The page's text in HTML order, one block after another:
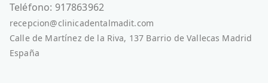
Teléfono: 917863962
recepcion@clinicadentalmadit.com
Calle de Martínez de la Riva, 137 Barrio de Vallecas Madrid
España